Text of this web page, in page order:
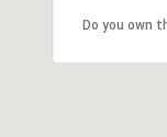
Do you own